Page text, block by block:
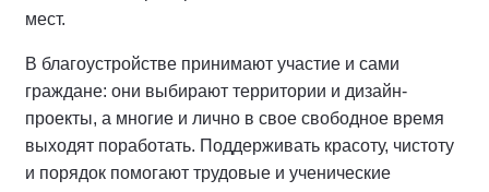
мест.
В благоустройстве принимают участие и сами
граждане: они выбирают территории и дизайн-
проекты, а многие и лично в свое свободное время
выходят поработать. Поддерживать красоту, чистоту
и порядок помогают трудовые и ученические